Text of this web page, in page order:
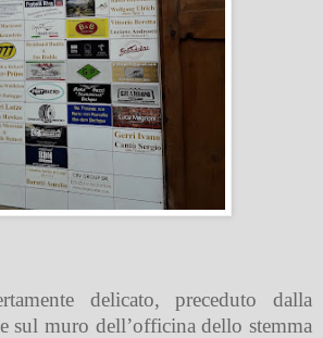
delicato, preceduto dalla
sul muro dell’officina dello stemma